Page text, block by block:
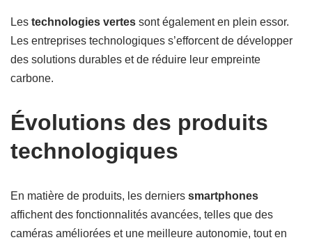
Les technologies vertes sont également en plein essor.
Les entreprises technologiques s’efforcent de développer
des solutions durables et de réduire leur empreinte
carbone.
Évolutions des produits
technologiques
En matière de produits, les derniers smartphones
affichent des fonctionnalités avancées, telles que des
caméras améliorées et une meilleure autonomie, tout en